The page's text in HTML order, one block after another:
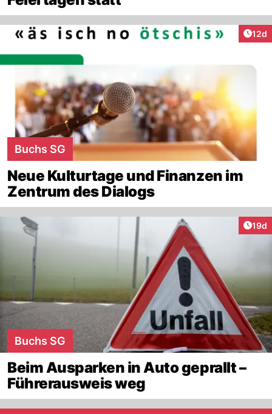
12d
Buchs SG
Neue Kulturtage und Finanzen im
Zentrum des Dialogs
19d
Buchs SG
Beim Ausparken in Auto geprallt –
Führerausweis weg